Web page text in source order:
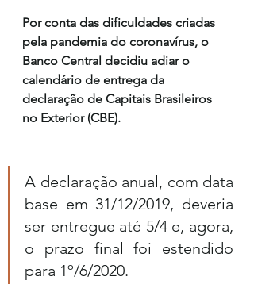
Por conta das dificuldades criadas
pela pandemia do coronavírus, o
Banco Central decidiu adiar o
calendário de entrega da
declaração de Capitais Brasileiros
no Exterior (CBE).
A declaração anual, com data
base em 31/12/2019, deveria
ser entregue até 5/4 e, agora,
o prazo final foi estendido
para 1º/6/2020.